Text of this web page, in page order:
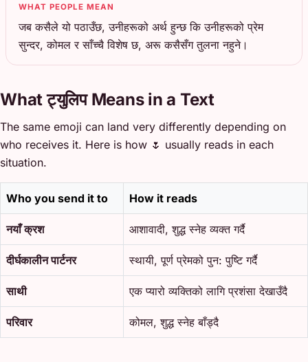
WHAT PEOPLE MEAN
जब कसैले यो पठाउँछ, उनीहरूको अर्थ हुन्छ कि उनीहरूको प्रेम
सुन्दर, कोमल र साँच्चै विशेष छ, अरू कसैसँग तुलना नहुने।
What ट्युलिप Means in a Text
The same emoji can land very differently depending on
who receives it. Here is how 🌷 usually reads in each
situation.
Who you send it to How it reads
नयाँ क्रश आशावादी, शुद्ध स्नेह व्यक्त गर्दै
दीर्घकालीन पार्टनर स्थायी, पूर्ण प्रेमको पुन: पुष्टि गर्दै
साथी एक प्यारो व्यक्तिको लागि प्रशंसा देखाउँदै
परिवार कोमल, शुद्ध स्नेह बाँड्दै